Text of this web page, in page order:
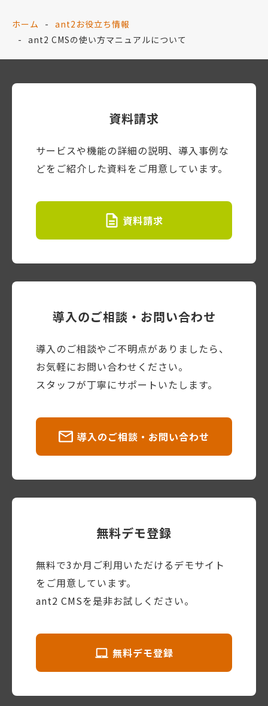
ホーム
ant2お役立ち情報
ant2 CMSの使い方マニュアルについて
資料請求
サービスや機能の詳細の説明、導入事例な
どをご紹介した資料をご用意しています。
資料請求
導入のご相談・お問い合わせ
導入のご相談やご不明点がありましたら、
お気軽にお問い合わせください。
スタッフが丁寧にサポートいたします。
導入のご相談・お問い合わせ
無料デモ登録
無料で3か月ご利用いただけるデモサイト
をご用意しています。
ant2 CMSを是非お試しください。
無料デモ登録